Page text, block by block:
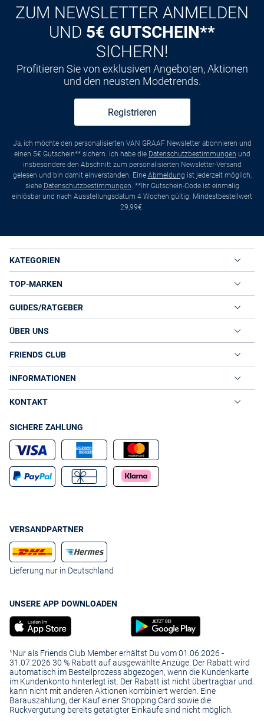
Kauf aufRechnung
ZUM NEWSLETTER ANMELDEN
UND 5€ GUTSCHEIN**
SICHERN!
Profitieren Sie von exklusiven Angeboten, Aktionen
und den neusten Modetrends.
Registrieren
Ja, ich möchte den personalisierten VAN GRAAF Newsletter abonnieren und
einen 5€ Gutschein** sichern. Ich habe die Datenschutzbestimmungen und
insbesondere den Abschnitt zum personalisierten Newsletter-Versand
gelesen und bin damit einverstanden. Eine Abmeldung ist jederzeit möglich,
siehe Datenschutzbestimmungen. **Ihr Gutschein-Code ist einmalig
einlösbar und nach Ausstellungsdatum 4 Wochen gültig. Mindestbestellwert
29,99€.
KATEGORIEN
TOP-MARKEN
GUIDES/RATGEBER
ÜBER UNS
FRIENDS CLUB
INFORMATIONEN
KONTAKT
SICHERE ZAHLUNG
VERSANDPARTNER
Lieferung nur in Deutschland
UNSERE APP DOWNLOADEN
¹Nur als Friends Club Member erhältst Du vom 01.06.2026 -
31.07.2026 30 % Rabatt auf ausgewählte Anzüge. Der Rabatt wird
automatisch im Bestellprozess abgezogen, wenn die Kundenkarte
im Kundenkonto hinterlegt ist. Der Rabatt ist nicht übertragbar und
kann nicht mit anderen Aktionen kombiniert werden. Eine
Barauszahlung, der Kauf einer Shopping Card sowie die
Rückvergütung bereits getätigter Einkäufe sind nicht möglich.